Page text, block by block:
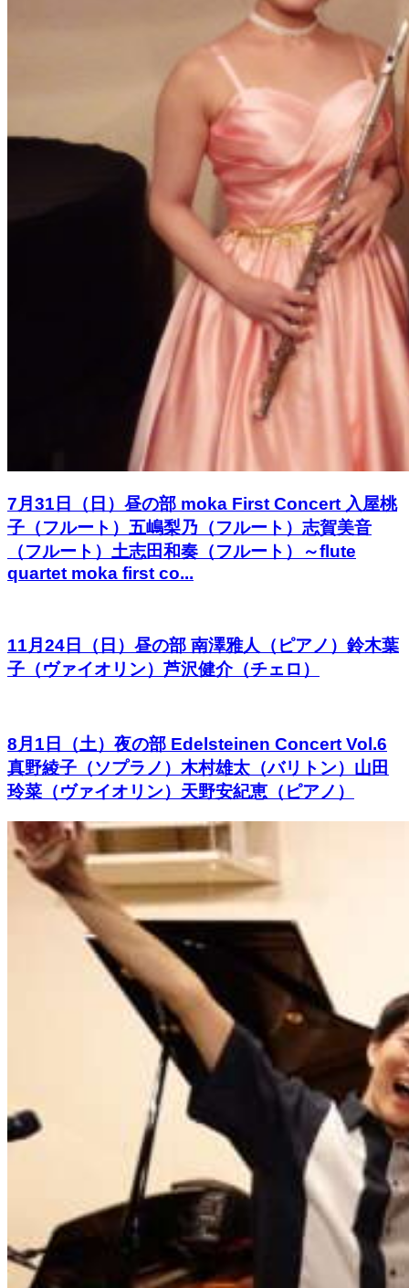
7月31日（日）昼の部 moka First Concert 入屋桃
子（フルート）五嶋梨乃（フルート）志賀美音
（フルート）土志田和奏（フルート）～flute
quartet moka first co...
11月24日（日）昼の部 南澤雅人（ピアノ）鈴木葉
子（ヴァイオリン）芦沢健介（チェロ）
8月1日（土）夜の部 Edelsteinen Concert Vol.6
真野綾子（ソプラノ）木村雄太（バリトン）山田
玲菜（ヴァイオリン）天野安紀恵（ピアノ）